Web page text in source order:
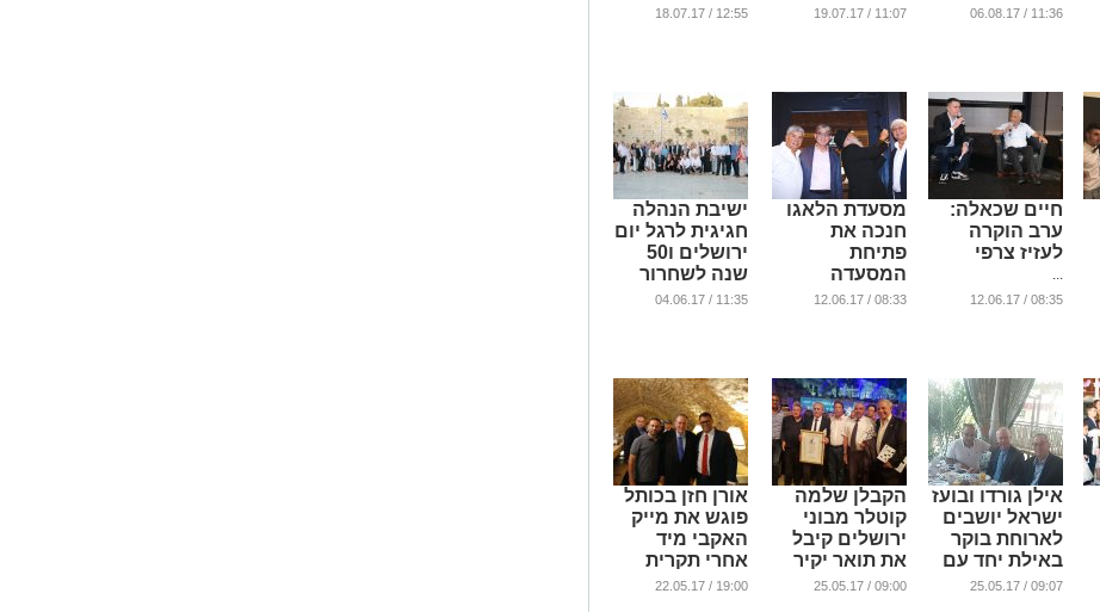
11:36 / 06.08.17
...
11:07 / 19.07.17
12:55 / 18.07.17
חיים שכאלה:
ערב הוקרה
לעזיז צרפי
...
08:35 / 12.06.17
מסעדת הלאגו
חנכה את
פתיחת
המסעדה
...
08:33 / 12.06.17
ישיבת הנהלה
חגיגית לרגל יום
ירושלים ו50
שנה לשחרור
ירושלים
11:35 / 04.06.17
אילן גורדו ובועז
ישראל יושבים
לארוחת בוקר
באילת יחד עם
השר גלנט
09:07 / 25.05.17
הקבלן שלמה
קוטלר מבוני
ירושלים קיבל
את תואר יקיר
ירושלים
09:00 / 25.05.17
אורן חזן בכותל
פוגש את מייק
האקבי מיד
אחרי תקרית
הסלפי
19:00 / 22.05.17